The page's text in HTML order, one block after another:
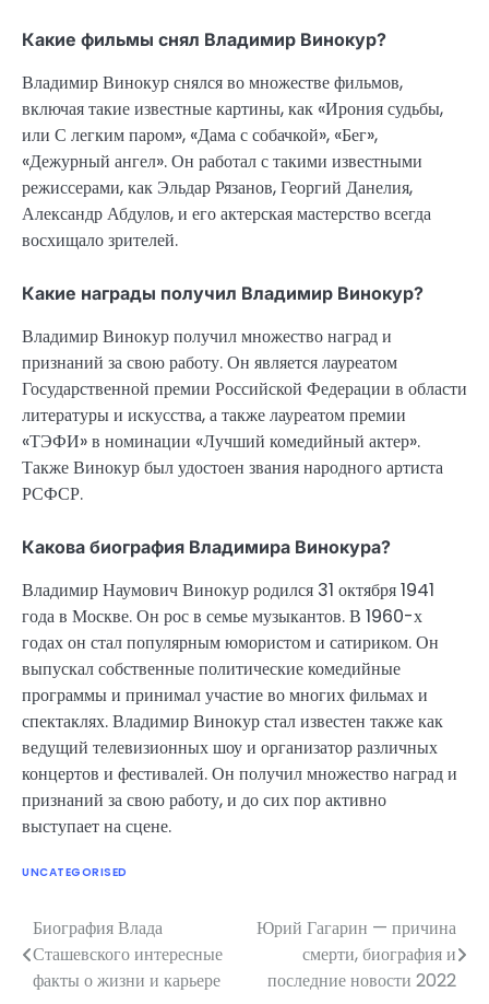
Какие фильмы снял Владимир Винокур?
Владимир Винокур снялся во множестве фильмов,
включая такие известные картины, как «Ирония судьбы,
или С легким паром», «Дама с собачкой», «Бег»,
«Дежурный ангел». Он работал с такими известными
режиссерами, как Эльдар Рязанов, Георгий Данелия,
Александр Абдулов, и его актерская мастерство всегда
восхищало зрителей.
Какие награды получил Владимир Винокур?
Владимир Винокур получил множество наград и
признаний за свою работу. Он является лауреатом
Государственной премии Российской Федерации в области
литературы и искусства, а также лауреатом премии
«ТЭФИ» в номинации «Лучший комедийный актер».
Также Винокур был удостоен звания народного артиста
РСФСР.
Какова биография Владимира Винокура?
Владимир Наумович Винокур родился 31 октября 1941
года в Москве. Он рос в семье музыкантов. В 1960-х
годах он стал популярным юмористом и сатириком. Он
выпускал собственные политические комедийные
программы и принимал участие во многих фильмах и
спектаклях. Владимир Винокур стал известен также как
ведущий телевизионных шоу и организатор различных
концертов и фестивалей. Он получил множество наград и
признаний за свою работу, и до сих пор активно
выступает на сцене.
UNCATEGORISED
Навигация
по
Биография Влада
Сташевского интересные
факты о жизни и карьере
Юрий Гагарин — причина
смерти, биография и
последние новости 2022